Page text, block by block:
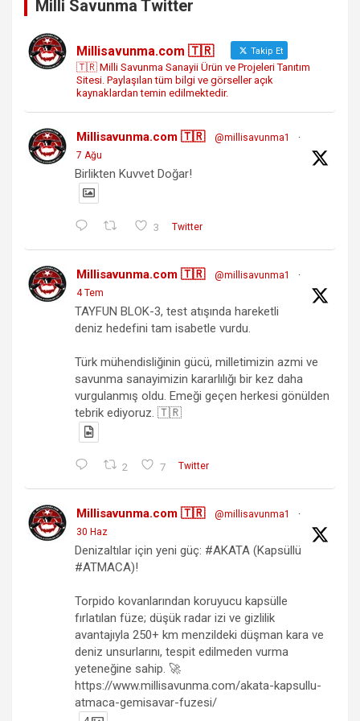
Milli Savunma Twitter
Millisavunma.com 🇹🇷 Takip Et
🇹🇷 Milli Savunma Sanayii Ürün ve Projeleri Tanıtım
Sitesi. Paylaşılan tüm bilgi ve görseller açık
kaynaklardan temin edilmektedir.
Millisavunma.com 🇹🇷 @millisavunma1
·
7 Ağu
Birlikten Kuvvet Doğar!
3 Twitter
Millisavunma.com 🇹🇷 @millisavunma1
·
4 Tem
TAYFUN BLOK-3, test atışında hareketli
deniz hedefini tam isabetle vurdu.
Türk mühendisliğinin gücü, milletimizin azmi ve
savunma sanayimizin kararlılığı bir kez daha
vurgulanmış oldu. Emeği geçen herkesi gönülden
tebrik ediyoruz. 🇹🇷
2 7 Twitter
Millisavunma.com 🇹🇷 @millisavunma1
·
30 Haz
Denizaltılar için yeni güç: #AKATA (Kapsüllü
#ATMACA)!
Torpido kovanlarından koruyucu kapsülle
fırlatılan füze; düşük radar izi ve gizlilik
avantajıyla 250+ km menzildeki düşman kara ve
deniz unsurlarını, tespit edilmeden vurma
yeteneğine sahip. 🚀
https://www.millisavunma.com/akata-kapsullu-
atmaca-gemisavar-fuzesi/